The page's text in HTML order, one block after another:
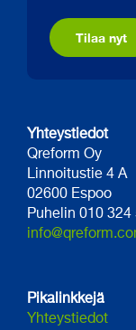
Tilaa nyt
Yhteystiedot
Qreform Oy
Linnoitustie 4 A
02600 Espoo
Puhelin 010 324
Pikalinkkejä
Yhteystiedot